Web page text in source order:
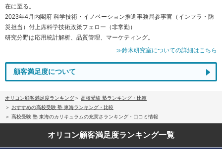
在に至る。
2023年4月内閣府 科学技術・イノベーション推進事務局参事官（インフラ・防
災担当）付上席科学技術政策フェロー（非常勤）
研究分野は応用統計解析、品質管理、マーケティング。
≫鈴木研究室についての詳細はこちら
顧客満足度について
オリコン顧客満足度ランキング
高校受験 塾ランキング・比較
おすすめの高校受験 塾 東海ランキング・比較
高校受験 塾 東海のカリキュラムの充実さランキング・口コミ情報
オリコン顧客満足度ランキング一覧